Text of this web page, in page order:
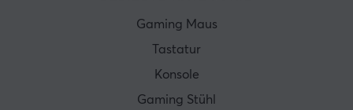
Gaming Maus
Tastatur
Konsole
Gaming Stühl